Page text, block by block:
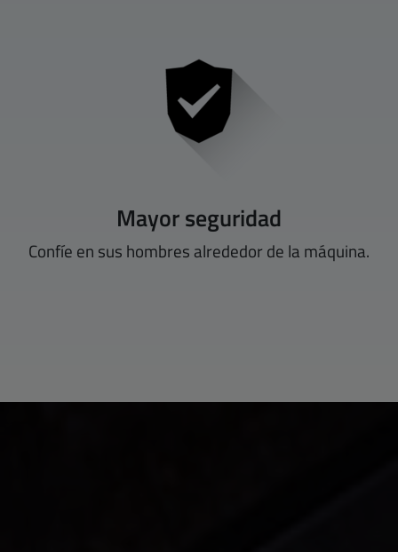
Mayor seguridad
Confíe en sus hombres alrededor de la máquina.